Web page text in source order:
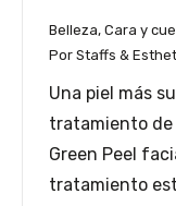
Belleza, Cara y
Por Staffs &
Una piel más
tratamiento de
Green Peel
tratamiento